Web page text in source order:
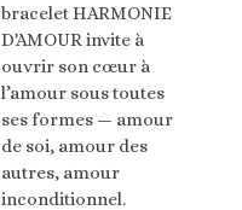
bracelet HARMONIE
D'AMOUR invite à
ouvrir son cœur à
l’amour sous toutes
ses formes — amour
de soi, amour des
autres, amour
inconditionnel.